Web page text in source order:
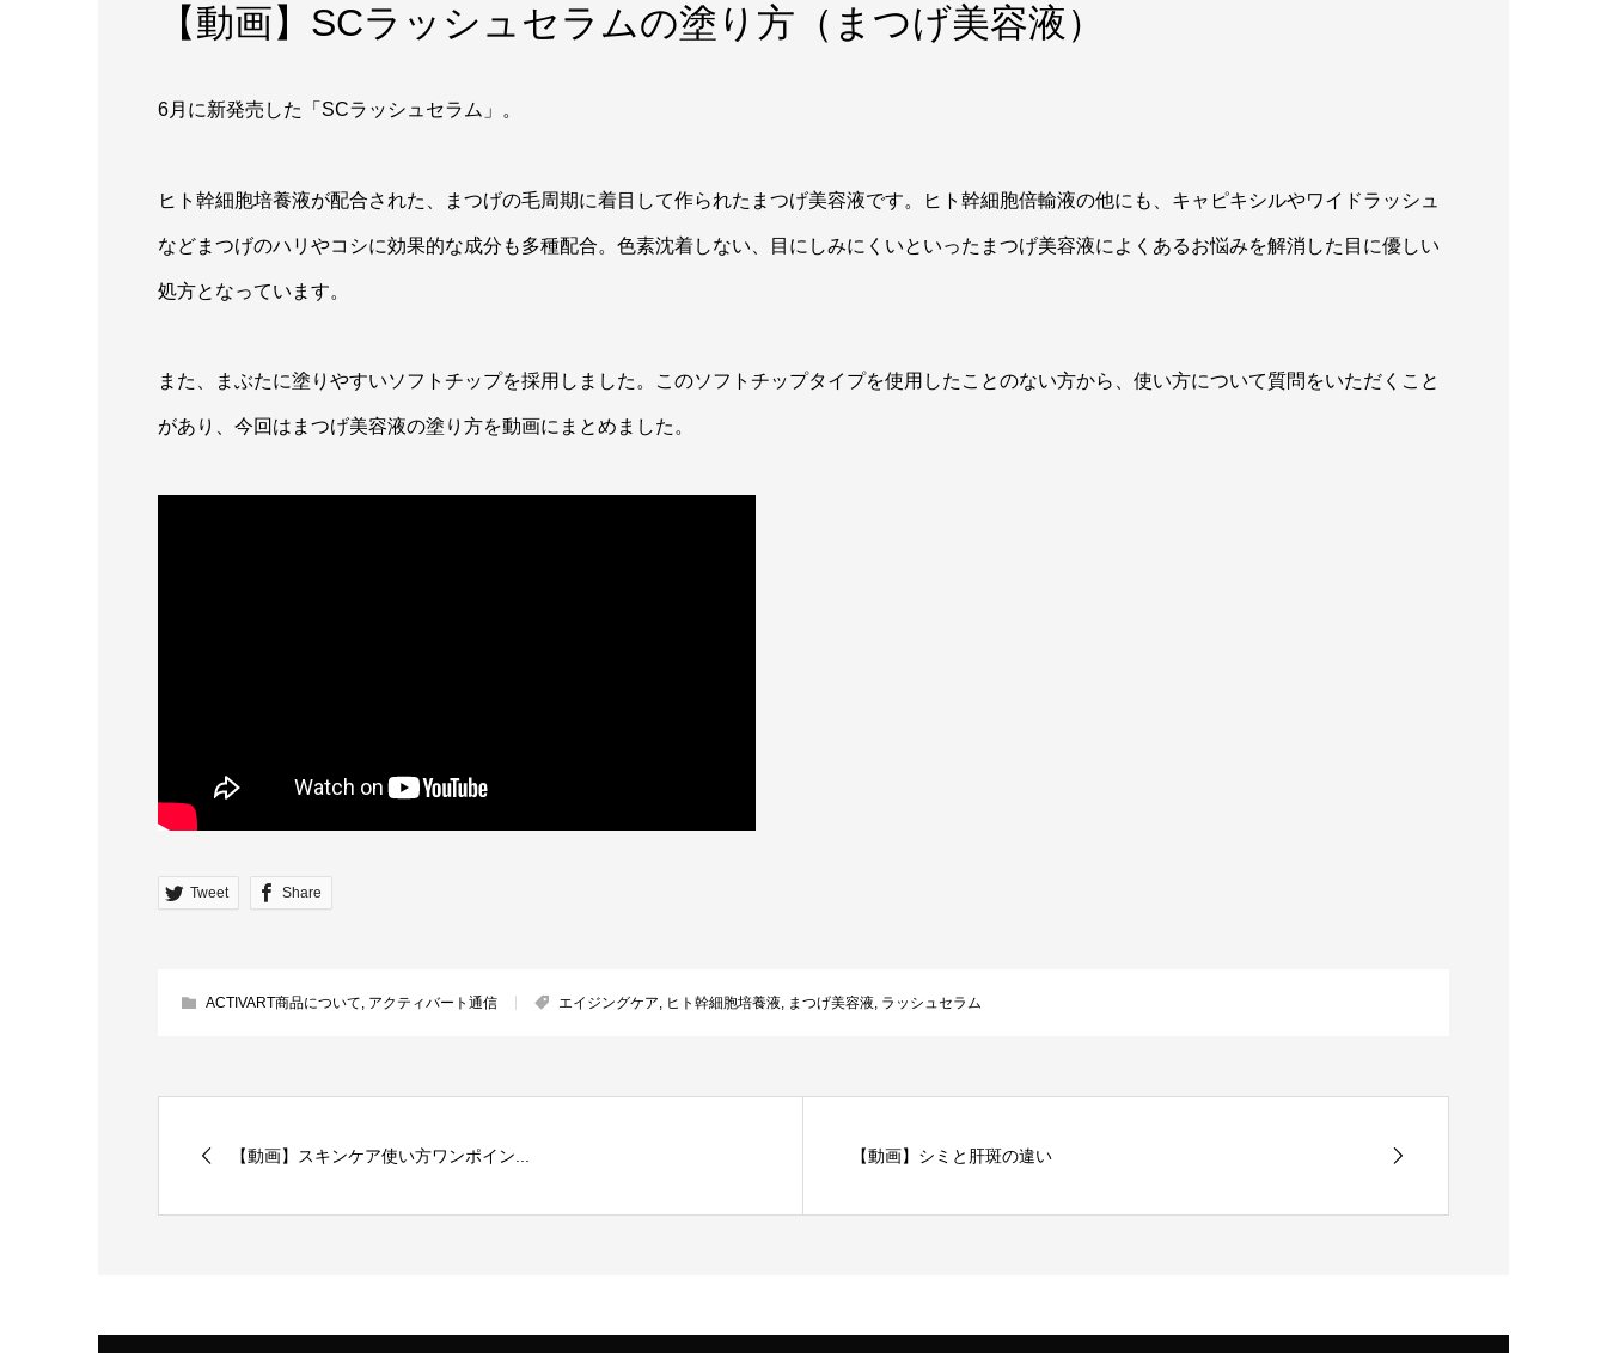
【動画】SCラッシュセラムの塗り方（まつげ美容液）
6月に新発売した「SCラッシュセラム」。
ヒト幹細胞培養液が配合された、まつげの毛周期に着目して作られたまつげ美容液です。ヒト幹細胞倍輸液の他にも、キャピキシルやワイドラッシュ
などまつげのハリやコシに効果的な成分も多種配合。色素沈着しない、目にしみにくいといったまつげ美容液によくあるお悩みを解消した目に優しい
処方となっています。
また、まぶたに塗りやすいソフトチップを採用しました。このソフトチップタイプを使用したことのない方から、使い方について質問をいただくこと
があり、今回はまつげ美容液の塗り方を動画にまとめました。
Tweet Share
ACTIVART商品について, アクティバート通信 エイジングケア, ヒト幹細胞培養液, まつげ美容液, ラッシュセラム
【動画】スキンケア使い方ワンポイン... 【動画】シミと肝斑の違い